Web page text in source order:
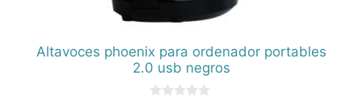
Altavoces phoenix para ordenador portables
2.0 usb negros